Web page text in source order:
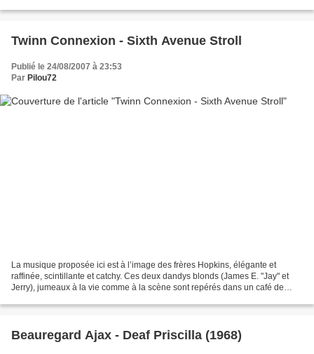
Twinn Connexion - Sixth Avenue Stroll
Publié le 24/08/2007 à 23:53
Par Pilou72
La musique proposée ici est à l’image des frères Hopkins, élégante et
raffinée, scintillante et catchy. Ces deux dandys blonds (James E. "Jay" et
Jerry), jumeaux à la vie comme à la scène sont repérés dans un café de
Beauregard Ajax - Deaf Priscilla (1968)